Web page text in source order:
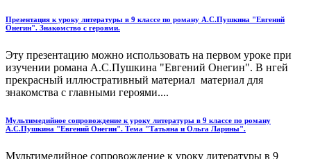
Презентация к уроку литературы в 9 классе по роману А.С.Пушкина "Евгений
Онегин". Знакомство с героями.
Эту презентацию можно использовать на первом уроке при
изучении романа А.С.Пушкина "Евгений Онегин". В нгей
прекрасный иллюстративный материал материал для
знакомства с главными героями....
Мультимедийное сопровождение к уроку литературы в 9 классе по роману
А.С.Пушкина "Евгений Онегин". Тема "Татьяна и Ольга Ларины".
Мультимедийное сопровождение к уроку литературы в 9